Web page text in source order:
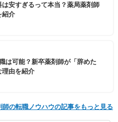
安すぎるって本当？薬局薬剤師
紹介
は可能？新卒薬剤師が「辞めた
理由を紹介
師の転職ノウハウの記事をもっと見る